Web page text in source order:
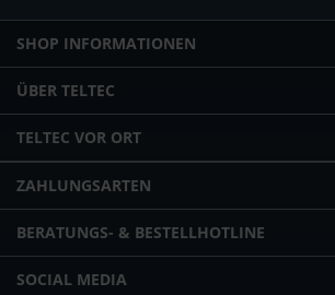
SHOP INFORMATIONEN
ÜBER TELTEC
TELTEC VOR ORT
ZAHLUNGSARTEN
BERATUNGS- & BESTELLHOTLINE
SOCIAL MEDIA